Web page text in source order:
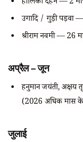
उगादि / गुड़ी पड़वा
श्रीराम नवमी — 26
अप्रैल – जून
हनुमान जयंती, अक्षय
(2026 अधिक मास के
जुलाई